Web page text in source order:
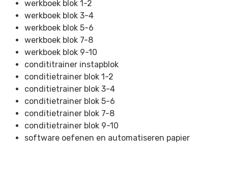
werkboek blok 1-2
werkboek blok 3-4
werkboek blok 5-6
werkboek blok 7-8
werkboek blok 9-10
condititrainer instapblok
conditietrainer blok 1-2
conditietrainer blok 3-4
conditietrainer blok 5-6
conditietrainer blok 7-8
conditietrainer blok 9-10
software oefenen en automatiseren papier